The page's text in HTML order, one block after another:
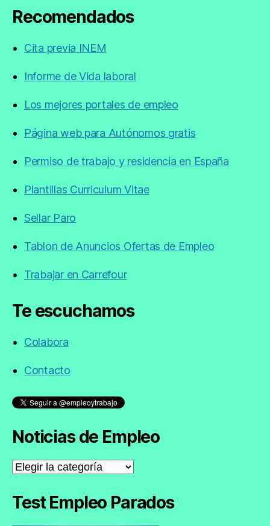
Recomendados
Cita previa INEM
Informe de Vida laboral
Los mejores portales de empleo
Página web para Autónomos gratis
Permiso de trabajo y residencia en España
Plantillas Curriculum Vitae
Sellar Paro
Tablon de Anuncios Ofertas de Empleo
Trabajar en Carrefour
Te escuchamos
Colabora
Contacto
Noticias de Empleo
Noticias
de
Test Empleo Parados